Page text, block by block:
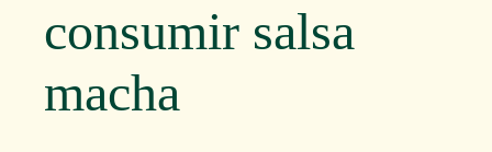
consumir salsa
macha